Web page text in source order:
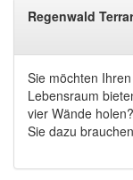
Regenwald
Sie möchten
Lebensraum
vier Wände
Sie dazu